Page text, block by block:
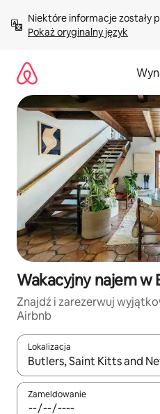
treści Pokaż oryginalny język
Wakacyjny najem w
Znajdź i zarezerwuj
Airbnb
Lokalizacja
Gdy wyniki będą dostępne,
Zameldowanie